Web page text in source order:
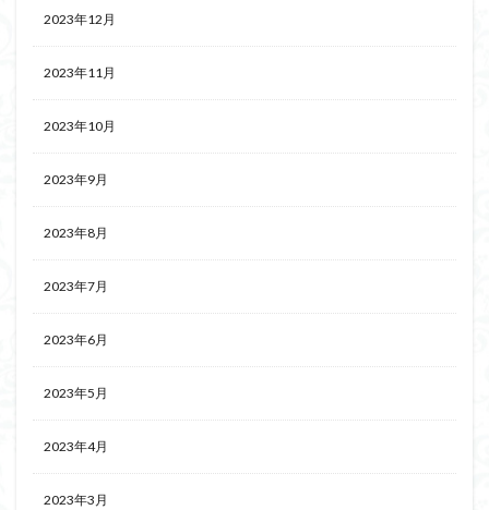
2023年12月
2023年11月
2023年10月
2023年9月
2023年8月
2023年7月
2023年6月
2023年5月
2023年4月
2023年3月